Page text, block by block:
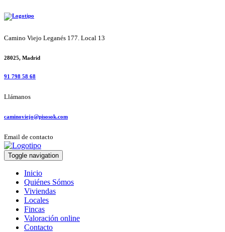
Camino Viejo Leganés 177. Local 13
28025, Madrid
91 798 58 68
Llámanos
caminoviejo@pisosok.com
Email de contacto
Toggle navigation
Inicio
Quiénes Sómos
Viviendas
Locales
Fincas
Valoración online
Contacto